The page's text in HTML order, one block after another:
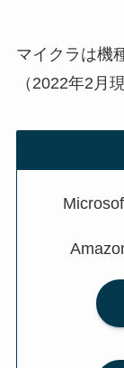
マイクラは機
（2022年2月